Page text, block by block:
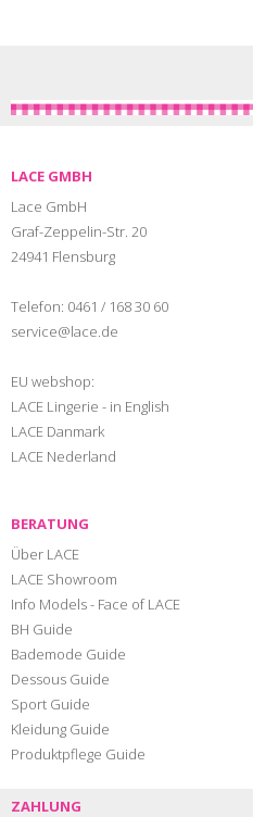
LACE GMBH
Lace GmbH
Graf-Zeppelin-Str. 20
24941 Flensburg
Telefon: 0461 / 168 30 60
service@lace.de
EU webshop:
LACE Lingerie - in English
LACE Danmark
LACE Nederland
BERATUNG
Über LACE
LACE Showroom
Info Models - Face of LACE
BH Guide
Bademode Guide
Dessous Guide
Sport Guide
Kleidung Guide
Produktpflege Guide
ZAHLUNG